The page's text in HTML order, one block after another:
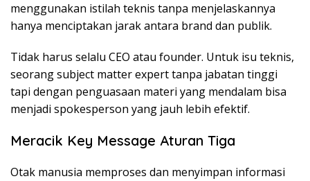
menggunakan istilah teknis tanpa menjelaskannya
hanya menciptakan jarak antara brand dan publik.
Tidak harus selalu CEO atau founder. Untuk isu teknis,
seorang subject matter expert tanpa jabatan tinggi
tapi dengan penguasaan materi yang mendalam bisa
menjadi spokesperson yang jauh lebih efektif.
Meracik Key Message Aturan Tiga
Otak manusia memproses dan menyimpan informasi